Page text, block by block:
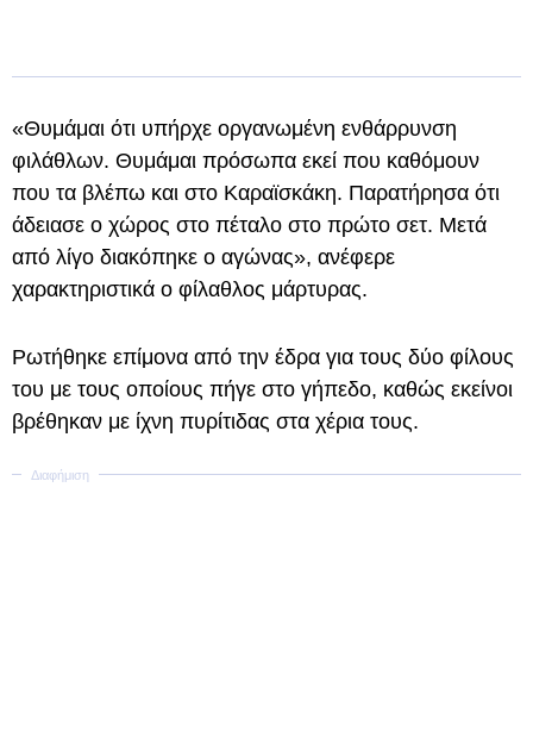
«Θυμάμαι ότι υπήρχε οργανωμένη ενθάρρυνση
φιλάθλων. Θυμάμαι πρόσωπα εκεί που καθόμουν
που τα βλέπω και στο Καραϊσκάκη. Παρατήρησα ότι
άδειασε ο χώρος στο πέταλο στο πρώτο σετ. Μετά
από λίγο διακόπηκε ο αγώνας», ανέφερε
χαρακτηριστικά ο φίλαθλος μάρτυρας.
Ρωτήθηκε επίμονα από την έδρα για τους δύο φίλους
του με τους οποίους πήγε στο γήπεδο, καθώς εκείνοι
βρέθηκαν με ίχνη πυρίτιδας στα χέρια τους.